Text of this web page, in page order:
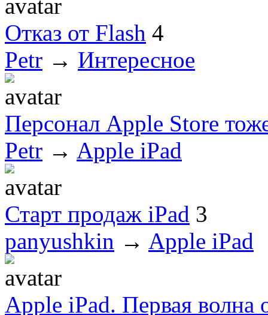
Отказ от Flash 4
Petr → Интересное
Персонал Apple Store
Petr → Apple iPad
Старт продаж iPad 3
panyushkin → Apple iPad
Apple iPad. Первая волна